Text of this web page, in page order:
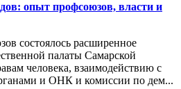
опыт профсоюзов, власти и
состоялось расширенное
палаты Самарской
человека, взаимодействию с
и ОНК и комиссии по дем...